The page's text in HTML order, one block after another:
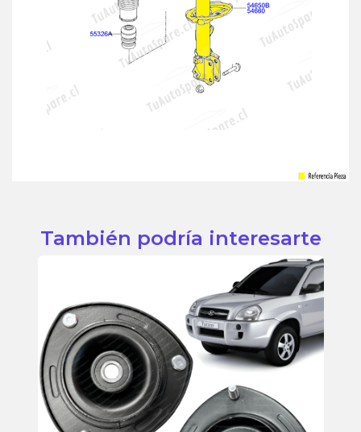
También podría interesarte